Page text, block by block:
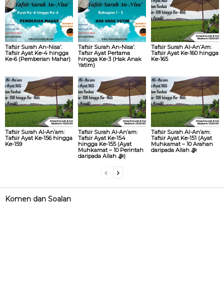
Tafsir Surah An-Nisa’:
Tafsir Ayat Ke-4 hingga
Ke-6 (Pemberian Mahar)
Tafsir Surah An-Nisa’:
Tafsir Ayat Pertama
hingga Ke-3 (Hak Anak
Yatim)
Tafsir Surah Al-An’Am:
Tafsir Ayat Ke-160 hingga
Ke-165
Tafsir Surah Al-An’am:
Tafsir Ayat Ke-156 hingga
Ke-159
Tafsir Surah Al-An’am:
Tafsir Ayat Ke-154
hingga Ke-155 (Ayat
Muhkamat – 10 Perintah
daripada Allah ‎ﷻ)
Tafsir Surah Al-An’am:
Tafsir Ayat Ke-151 (Ayat
Muhkamat – 10 Arahan
daripada Allah ‎ﷻ
Komen dan Soalan